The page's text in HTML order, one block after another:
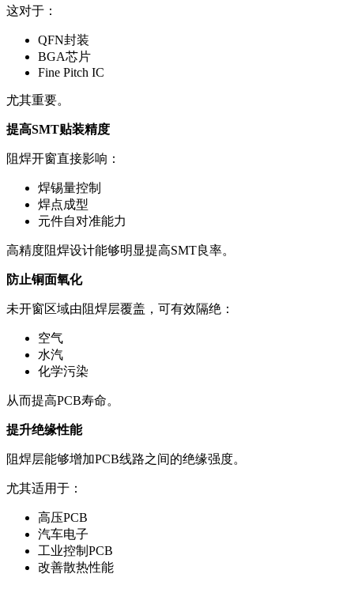
这对于：
QFN封装
BGA芯片
Fine Pitch IC
尤其重要。
提高SMT贴装精度
阻焊开窗直接影响：
焊锡量控制
焊点成型
元件自对准能力
高精度阻焊设计能够明显提高SMT良率。
防止铜面氧化
未开窗区域由阻焊层覆盖，可有效隔绝：
空气
水汽
化学污染
从而提高PCB寿命。
提升绝缘性能
阻焊层能够增加PCB线路之间的绝缘强度。
尤其适用于：
高压PCB
汽车电子
工业控制PCB
改善散热性能